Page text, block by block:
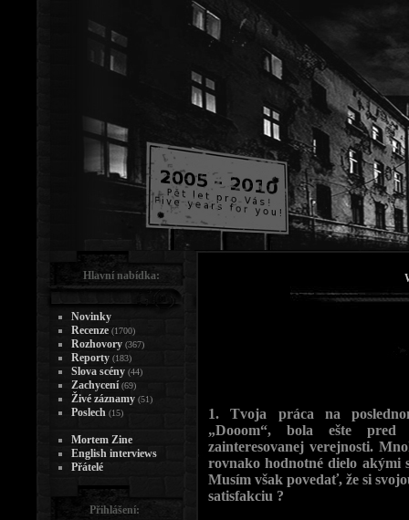
1. Tvoja práca na
„Dooom“, bola ešte pred
zainteresovanej verejnosti.
rovnako hodnotné dielo akými
Musím však povedať, že si
satisfakciu ?
Hlavní nabídka:
Novinky
Recenze (1700)
Rozhovory (367)
Reporty (183)
Slova scény (44)
Zachycení (69)
Živé záznamy (51)
Poslech (15)
Mortem Zine
English interviews
Přátelé
Přihlášení: